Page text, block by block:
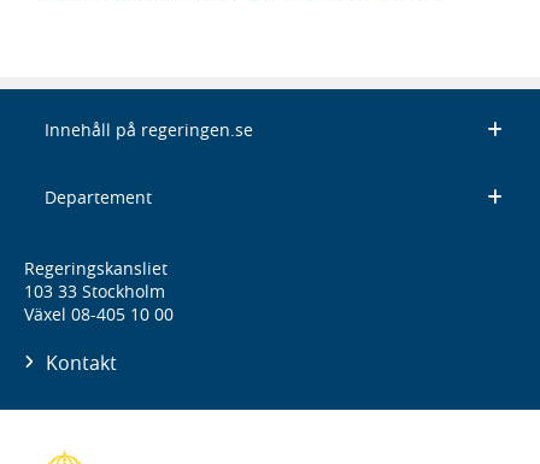
Innehåll på regeringen.se
Departement
Regeringskansliet
103 33 Stockholm
Växel 08-405 10 00
Kontakt